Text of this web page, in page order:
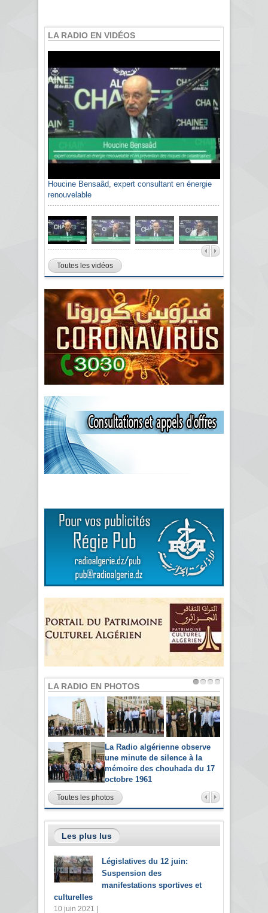
LA RADIO EN VIDÉOS
Houcine Bensaâd, expert consultant en énergie
renouvelable
Toutes les vidéos
LA RADIO EN PHOTOS
La Radio algérienne observe
une minute de silence à la
mémoire des chouhada du 17
octobre 1961
Toutes les photos
Les plus lus
Législatives du 12 juin:
Suspension des
manifestations sportives et
culturelles
10 juin 2021 |